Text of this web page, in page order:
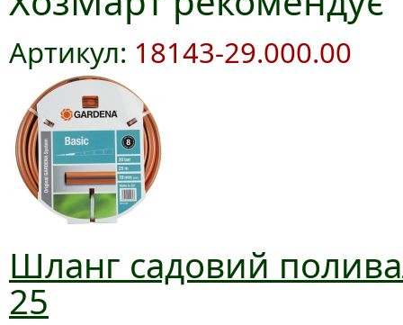
Артикул: 18143-29.000.00
Шланг садовий
25